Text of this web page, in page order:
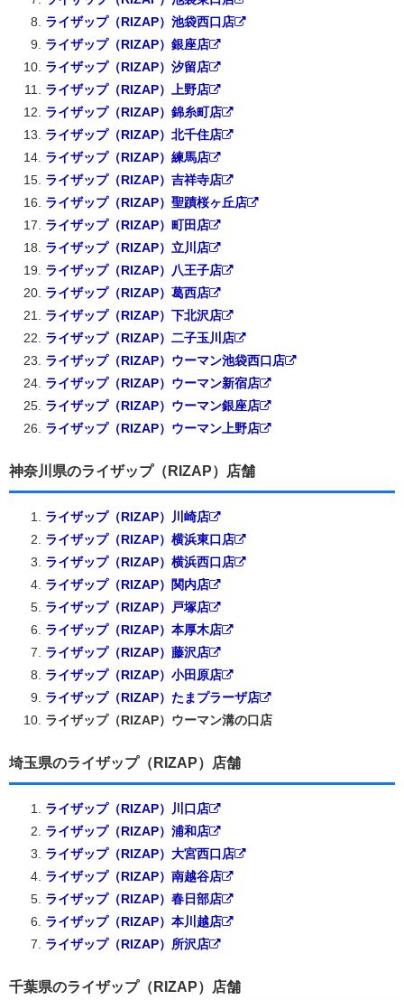
ライザップ（RIZAP）池袋西口店
ライザップ（RIZAP）銀座店
ライザップ（RIZAP）汐留店
ライザップ（RIZAP）上野店
ライザップ（RIZAP）錦糸町店
ライザップ（RIZAP）北千住店
ライザップ（RIZAP）練馬店
ライザップ（RIZAP）吉祥寺店
ライザップ（RIZAP）聖蹟桜ヶ丘店
ライザップ（RIZAP）町田店
ライザップ（RIZAP）立川店
ライザップ（RIZAP）八王子店
ライザップ（RIZAP）葛西店
ライザップ（RIZAP）下北沢店
ライザップ（RIZAP）二子玉川店
ライザップ（RIZAP）ウーマン池袋西口店
ライザップ（RIZAP）ウーマン新宿店
ライザップ（RIZAP）ウーマン銀座店
ライザップ（RIZAP）ウーマン上野店
神奈川県のライザップ（RIZAP）店舗
ライザップ（RIZAP）川崎店
ライザップ（RIZAP）横浜東口店
ライザップ（RIZAP）横浜西口店
ライザップ（RIZAP）関内店
ライザップ（RIZAP）戸塚店
ライザップ（RIZAP）本厚木店
ライザップ（RIZAP）藤沢店
ライザップ（RIZAP）小田原店
ライザップ（RIZAP）たまプラーザ店
ライザップ（RIZAP）ウーマン溝の口店
埼玉県のライザップ（RIZAP）店舗
ライザップ（RIZAP）川口店
ライザップ（RIZAP）浦和店
ライザップ（RIZAP）大宮西口店
ライザップ（RIZAP）南越谷店
ライザップ（RIZAP）春日部店
ライザップ（RIZAP）本川越店
ライザップ（RIZAP）所沢店
千葉県のライザップ（RIZAP）店舗